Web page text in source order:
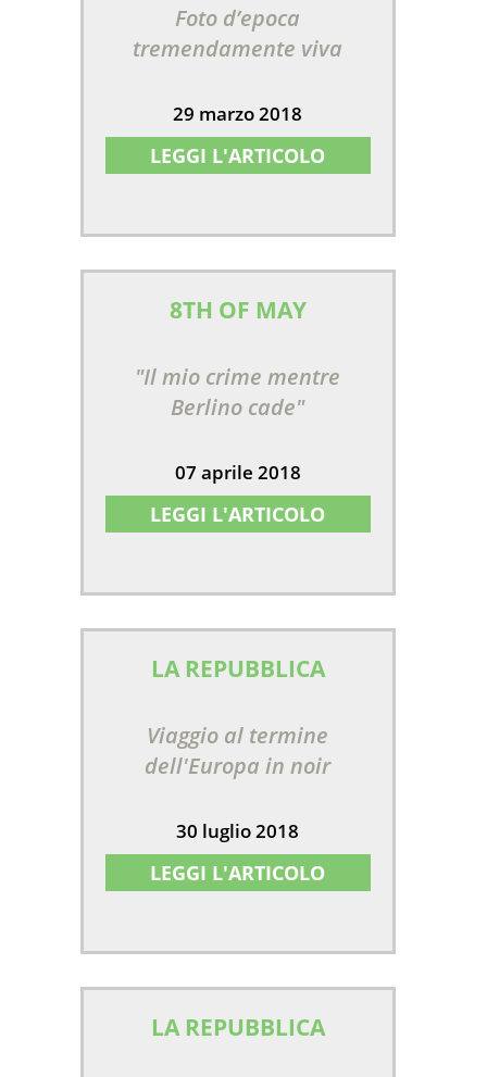
Foto d’epoca
tremendamente viva
29 marzo 2018
LEGGI L'ARTICOLO
8TH OF MAY
"Il mio crime mentre
Berlino cade"
07 aprile 2018
LEGGI L'ARTICOLO
LA REPUBBLICA
Viaggio al termine
dell'Europa in noir
30 luglio 2018
LEGGI L'ARTICOLO
LA REPUBBLICA